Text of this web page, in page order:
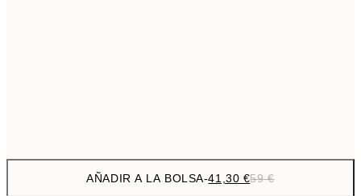
AÑADIR A LA BOLSA-41,30 €59 €